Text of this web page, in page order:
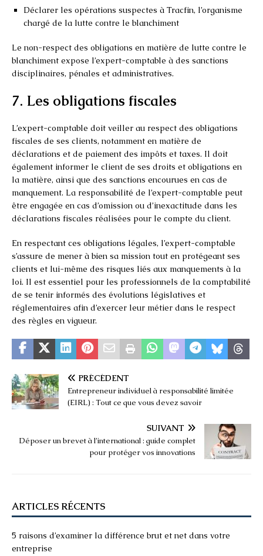
Déclarer les opérations suspectes à Tracfin, l’organisme
chargé de la lutte contre le blanchiment
Le non-respect des obligations en matière de lutte contre le
blanchiment expose l’expert-comptable à des sanctions
disciplinaires, pénales et administratives.
7. Les obligations fiscales
L’expert-comptable doit veiller au respect des obligations
fiscales de ses clients, notamment en matière de
déclarations et de paiement des impôts et taxes. Il doit
également informer le client de ses droits et obligations en
la matière, ainsi que des sanctions encourues en cas de
manquement. La responsabilité de l’expert-comptable peut
être engagée en cas d’omission ou d’inexactitude dans les
déclarations fiscales réalisées pour le compte du client.
En respectant ces obligations légales, l’expert-comptable
s’assure de mener à bien sa mission tout en protégeant ses
clients et lui-même des risques liés aux manquements à la
loi. Il est essentiel pour les professionnels de la comptabilité
de se tenir informés des évolutions législatives et
réglementaires afin d’exercer leur métier dans le respect
des règles en vigueur.
PRÉCÉDENT
Entrepreneur individuel à responsabilité limitée
(EIRL) : Tout ce que vous devez savoir
SUIVANT
Déposer un brevet à l’international : guide complet
pour protéger vos innovations
ARTICLES RÉCENTS
5 raisons d’examiner la différence brut et net dans votre
entreprise